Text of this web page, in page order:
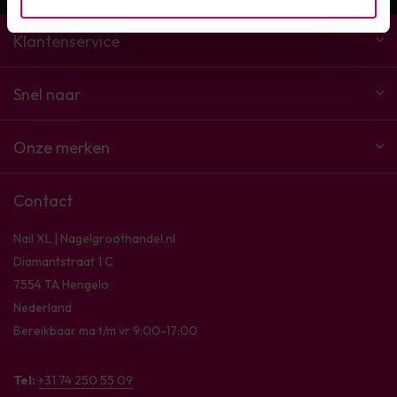
Klantenservice
Snel naar
Onze merken
Contact
Nail XL | Nagelgroothandel.nl
Diamantstraat 1 C
7554 TA Hengelo
Nederland
Bereikbaar ma t/m vr 9:00-17:00
Tel: +31 74 250 55 09